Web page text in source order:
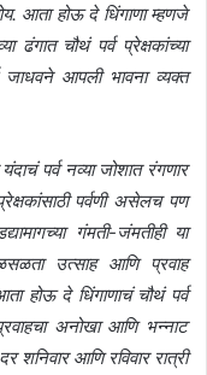
आता होऊ दे धिंगाणा म्हणजे
ढंगात चौथं पर्व प्रेक्षकांच्या
जाधवने आपली भावना व्यक्त
पर्व नव्या जोशात रंगणार
पर्वणी असेलच पण
गंमती-जंमतीही या
उत्साह आणि प्रवाह
होऊ दे धिंगाणाचं चौथं पर्व
अनोखा आणि भन्नाट
शनिवार आणि रविवार रात्री